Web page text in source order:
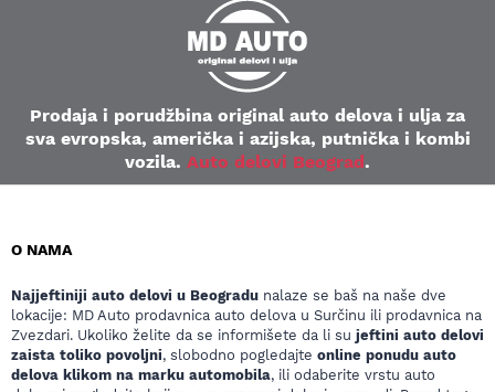
Prodaja i porudžbina original auto delova i ulja za
sva evropska, američka i azijska, putnička i kombi
vozila. Auto delovi Beograd.
O NAMA
Najjeftiniji auto delovi u Beogradu nalaze se baš na naše dve
lokacije: MD Auto prodavnica auto delova u Surčinu ili prodavnica na
Zvezdari. Ukoliko želite da se informišete da li su jeftini auto delovi
zaista toliko povoljni, slobodno pogledajte online ponudu auto
delova klikom na marku automobila, ili odaberite vrstu auto